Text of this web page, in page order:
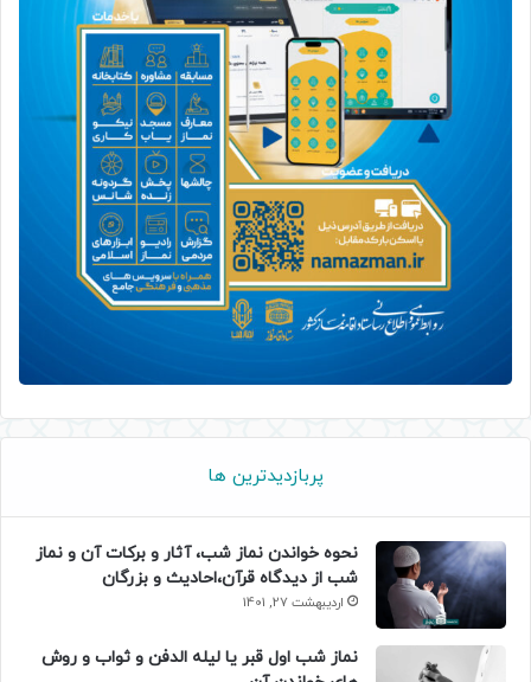
پربازدیدترین ها
نحوه خواندن نماز شب، آثار و برکات آن و نماز
شب از دیدگاه قرآن،احادیث و بزرگان
اردیبهشت 27, 1401
نماز شب اول قبر یا لیله الدفن و ثواب و روش